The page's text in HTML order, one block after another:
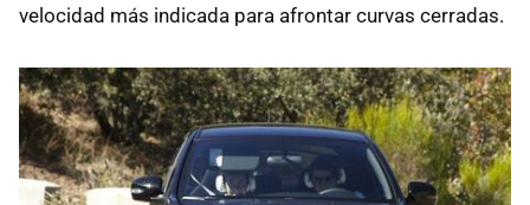
velocidad más indicada para afrontar curvas cerradas.